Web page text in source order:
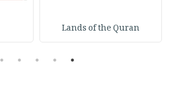
Lands of the Quran
1
2
3
4
5